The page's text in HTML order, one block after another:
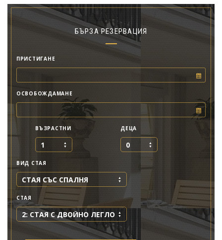
БЪРЗА РЕЗЕРВАЦИЯ
ПРИСТИГАНЕ
ОСВОБОЖДАМАНЕ
ВЪЗРАСТНИ
1
ДЕЦА
0
ВИД СТАЯ
СТАЯ СЪС СПАЛНЯ
СТАЯ
2: СТАЯ С ДВОЙНО ЛЕГЛО